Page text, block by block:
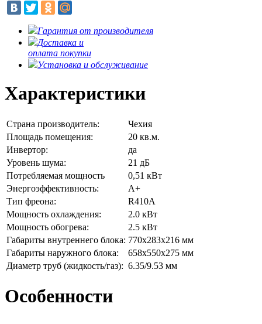
Гарантия от производителя
Доставка и
оплата покупки
Установка и обслуживание
Характеристики
Страна производитель:
Чехия
Площадь помещения:
20 кв.м.
Инвертор:
да
Уровень шума:
21 дБ
Потребляемая мощность
0,51 кВт
Энергоэффективность:
А+
Тип фреона:
R410A
Мощность охлаждения:
2.0 кВт
Мощность обогрева:
2.5 кВт
Габариты внутреннего блока: 770x283x216 мм
Габариты наружного блока:
658x550x275 мм
Диаметр труб (жидкость/газ): 6.35/9.53 мм
Особенности